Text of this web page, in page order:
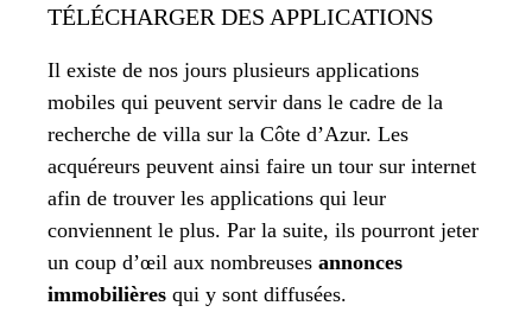
TÉLÉCHARGER DES APPLICATIONS
Il existe de nos jours plusieurs applications
mobiles qui peuvent servir dans le cadre de la
recherche de villa sur la Côte d’Azur. Les
acquéreurs peuvent ainsi faire un tour sur internet
afin de trouver les applications qui leur
conviennent le plus. Par la suite, ils pourront jeter
un coup d’œil aux nombreuses annonces
immobilières qui y sont diffusées.